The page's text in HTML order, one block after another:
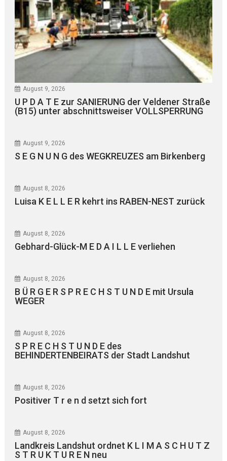
August 9, 2026
U P D A T E zur SANIERUNG der Veldener Straße
(B15) unter abschnittsweiser VOLLSPERRUNG
August 9, 2026
S E G N U N G des WEGKREUZES am Birkenberg
August 8, 2026
Luisa K E L L E R kehrt ins RABEN-NEST zurück
August 8, 2026
Gebhard-Glück-M E D A I L L E verliehen
August 8, 2026
B Ü R G E R S P R E C H S T U N D E mit Ursula
WEGER
August 8, 2026
S P R E C H S T U N D E des
BEHINDERTENBEIRATS der Stadt Landshut
August 8, 2026
Positiver T r e n d setzt sich fort
August 8, 2026
Landkreis Landshut ordnet K L I M A S C H U T Z
S T R U K T U R E N neu